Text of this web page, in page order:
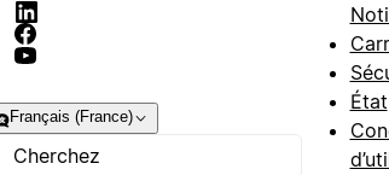
Français (France)
État